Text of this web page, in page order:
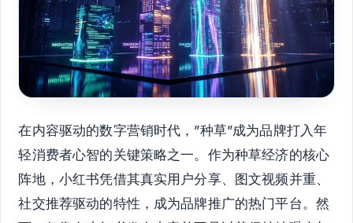
在内容驱动的数字营销时代，”种草”成为品牌打入年
轻消费者心智的关键策略之一。作为种草经济的核心
阵地，小红书凭借其真实用户分享、图文视频并重、
社交推荐驱动的特性，成为品牌推广的热门平台。然